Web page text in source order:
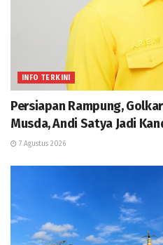
INFO TERKINI
Persiapan Rampung,
Musda, Andi Satya Jadi
7 Agustus 2026